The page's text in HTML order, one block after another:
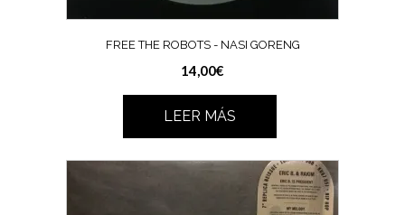
FREE THE ROBOTS ‎- NASI GORENG
14,00€
LEER MÁS